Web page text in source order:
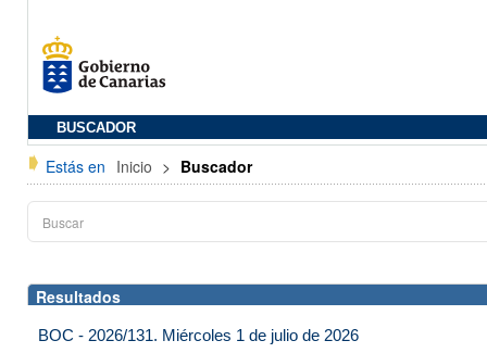
BUSCADOR
Estás en Inicio > Buscador
Resultados
BOC - 2026/131. Miércoles 1 de julio de 2026